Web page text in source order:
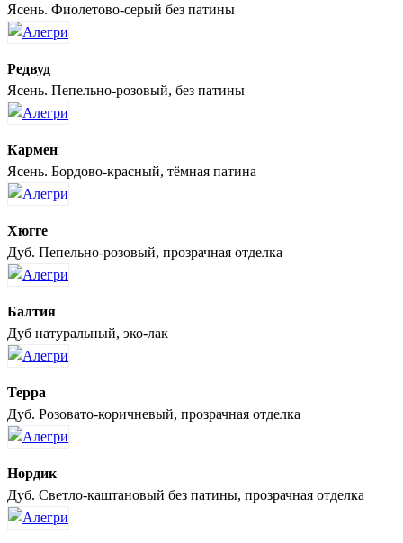
Ясень. Фиолетово-серый без патины
Редвуд
Ясень. Пепельно-розовый, без патины
Кармен
Ясень. Бордово-красный, тёмная патина
Хюгге
Дуб. Пепельно-розовый, прозрачная отделка
Балтия
Дуб натуральный, эко-лак
Терра
Дуб. Розовато-коричневый, прозрачная отделка
Нордик
Дуб. Светло-каштановый без патины, прозрачная отделка